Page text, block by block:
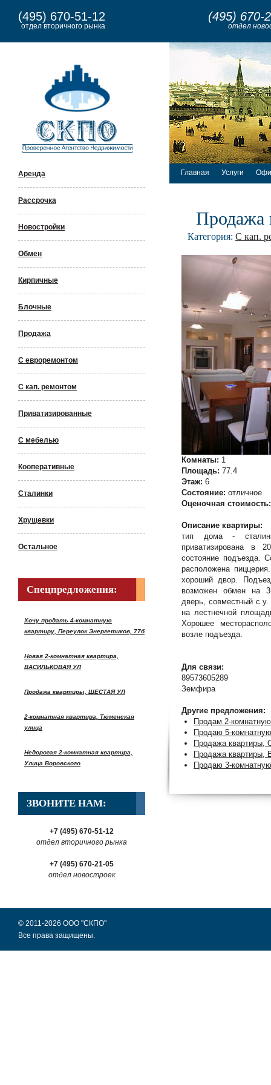
(495) 670-51-12
отдел вторичного рынка
(495) 670-
отдел
Аренда
Рассрочка
Новостройки
Обмен
Кирпичные
Блочные
Продажа
С евроремонтом
С кап. ремонтом
Приватизированные
С мебелью
Кооперативные
Сталинки
Хрущевки
Остальное
Спецпредложения:
Хочу продать 4-комнатную
квартиру, Переулок Энергетиков, 77б
Новая 2-комнатная квартира,
ВАСИЛЬКОВАЯ УЛ
Продажа квартиры, ШЕСТАЯ УЛ
2-комнатная квартира, Тюменская
улица
Недорогая 2-комнатная квартира,
Улица Воровского
ЗВОНИТЕ НАМ:
+7 (495) 670-51-12
отдел вторичного рынка
+7 (495) 670-21-05
отдел новостроек
Главная Услуги
Категория: С кап.
Комнаты: 1
Площадь: 77.4
Этаж: 6
Состояние: отличное
Оценочная
Описание квартиры:
тип дома -
приватизирована в
состояние подъезда.
расположена
хороший двор.
возможен обмен на
дверь, совместный
на лестнечной
Хорошее
возле подъезда.
Для связи:
89573605289
Земфира
Другие предложения:
Продам 2-
Продаю 5-
Продажа
Продажа
Продаю 3-
© 2011-2026 ООО "СКПО"
Все права защищены.